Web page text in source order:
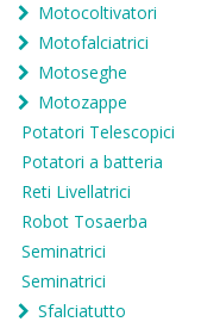
Motocoltivatori
Motofalciatrici
Motoseghe
Motozappe
Potatori Telescopici
Potatori a batteria
Reti Livellatrici
Robot Tosaerba
Seminatrici
Seminatrici
Sfalciatutto